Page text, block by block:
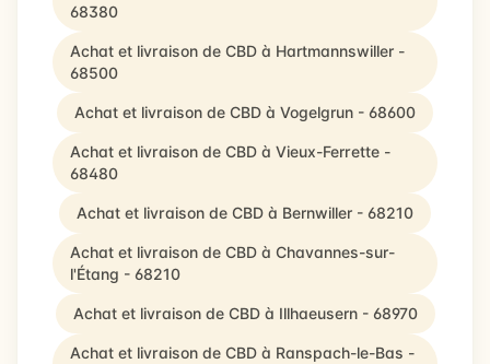
68380
Achat et livraison de CBD à Hartmannswiller -
68500
Achat et livraison de CBD à Vogelgrun - 68600
Achat et livraison de CBD à Vieux-Ferrette -
68480
Achat et livraison de CBD à Bernwiller - 68210
Achat et livraison de CBD à Chavannes-sur-
l'Étang - 68210
Achat et livraison de CBD à Illhaeusern - 68970
Achat et livraison de CBD à Ranspach-le-Bas -